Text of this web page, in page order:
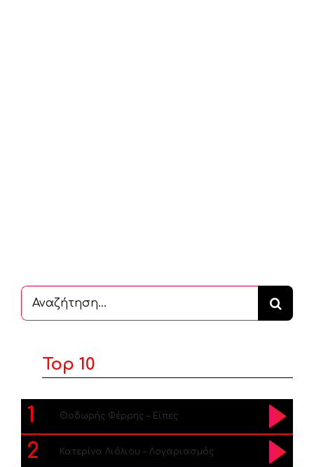
Αναζήτηση
...
Top 10
1 Θοδωρής Φέρρης – Είπες
2 Κατερίνα Λιόλιου – Λογαριασμός